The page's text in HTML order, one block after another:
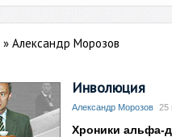
» Александр Морозов
Инволюция
Александр Морозов 25
Хроники альфа-